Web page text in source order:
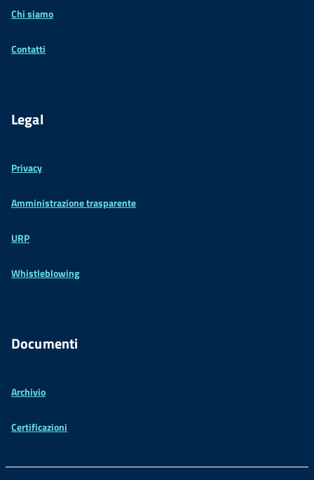
Chi siamo
Contatti
Legal
Privacy
Amministrazione trasparente
URP
Whistleblowing
Documenti
Archivio
Certificazioni